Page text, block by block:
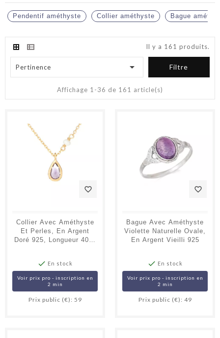
Pendentif améthyste Collier améthyste Bague
Il y a 161 produits.
Pertinence  Filtre
Affichage 1-36 de 161 article(s)
favorite_border
Collier Avec Améthyste
Et Perles, En Argent
Doré 925, Longueur 40 +
 En stock
Voir prix pro - inscription en
2 min
Prix public (€): 59
favorite_border
Bague Avec Améthyste
Violette Naturelle Ovale,
En Argent Vieilli 925
 En stock
Voir prix pro - inscription en
2 min
Prix public (€): 49